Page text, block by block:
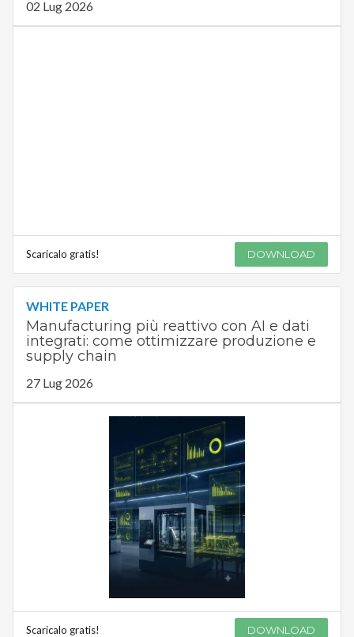
02 Lug 2026
Scaricalo gratis! DOWNLOAD
WHITE PAPER
Manufacturing più reattivo con AI e dati
integrati: come ottimizzare produzione e
supply chain
27 Lug 2026
Scaricalo gratis! DOWNLOAD